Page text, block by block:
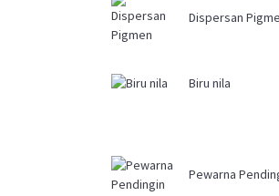
Dispersan
Biru nila
Pewarna